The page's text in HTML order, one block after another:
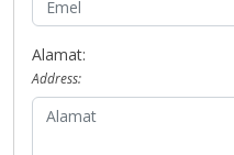
Alamat:
Address: